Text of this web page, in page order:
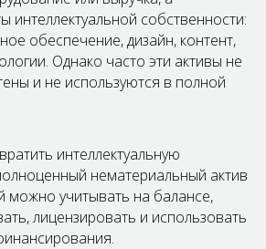
интеллектуальной собственности:
обеспечение, дизайн, контент,
Однако часто эти активы не
и не используются в полной
интеллектуальную
нематериальный актив
можно учитывать на балансе,
лицензировать и использовать